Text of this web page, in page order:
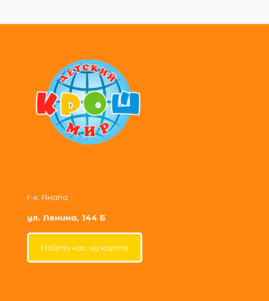
г-к. Анапа
ул. Ленина, 144 Б
Найти нас на карте